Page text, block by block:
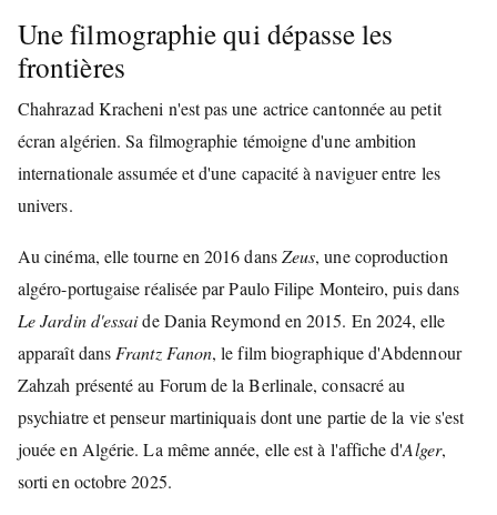
Une filmographie qui dépasse les
frontières
Chahrazad Kracheni n'est pas une actrice cantonnée au petit
écran algérien. Sa filmographie témoigne d'une ambition
internationale assumée et d'une capacité à naviguer entre les
univers.
Au cinéma, elle tourne en 2016 dansZeus, une coproduction
algéro-portugaise réalisée par Paulo Filipe Monteiro, puis dans
Le Jardin d'essaide Dania Reymond en 2015. En 2024, elle
apparaît dans Frantz Fanon, le film biographique d'Abdennour
Zahzah présenté au Forum de la Berlinale, consacré au
psychiatre et penseur martiniquais dont une partie de la vie s'est
jouée en Algérie. La même année, elle est à l'affiche d'Alger,
sorti en octobre 2025.